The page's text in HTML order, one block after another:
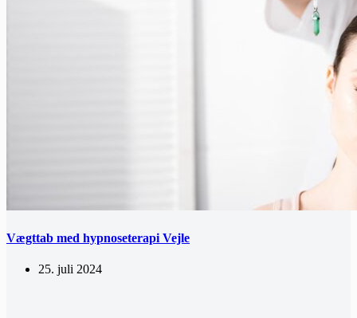
Vægttab med hypnoseterapi Vejle
25. juli 2024